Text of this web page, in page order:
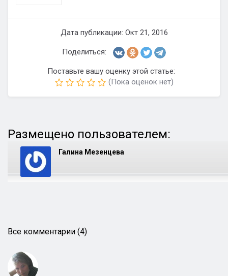
Дата публикации: Окт 21, 2016
Поделиться:
Поставьте вашу оценку этой статье:
(Пока оценок нет)
Размещено пользователем:
Галина Мезенцева
Все комментарии (4)